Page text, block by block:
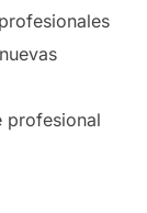
profesional